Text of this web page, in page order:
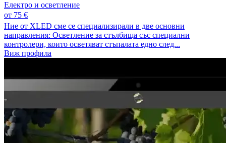
Електро и осветление
от 75 €
Ние от XLED сме се специализирали в две основни
направления: Осветление за стълбища със специални
контролери, които осветяват стъпалата едно след...
Виж профила